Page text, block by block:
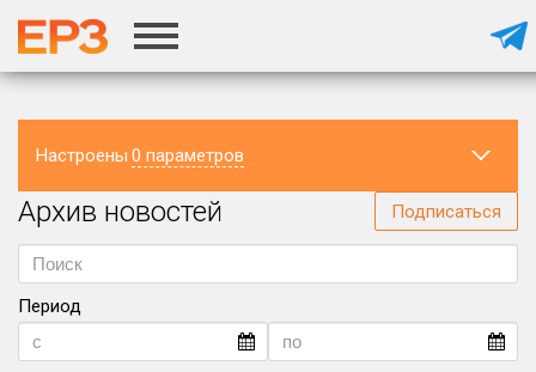
Настроены 0 параметров
Регион
Архив новостей Подписаться
Период